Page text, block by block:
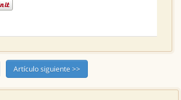
Artículo siguiente >>